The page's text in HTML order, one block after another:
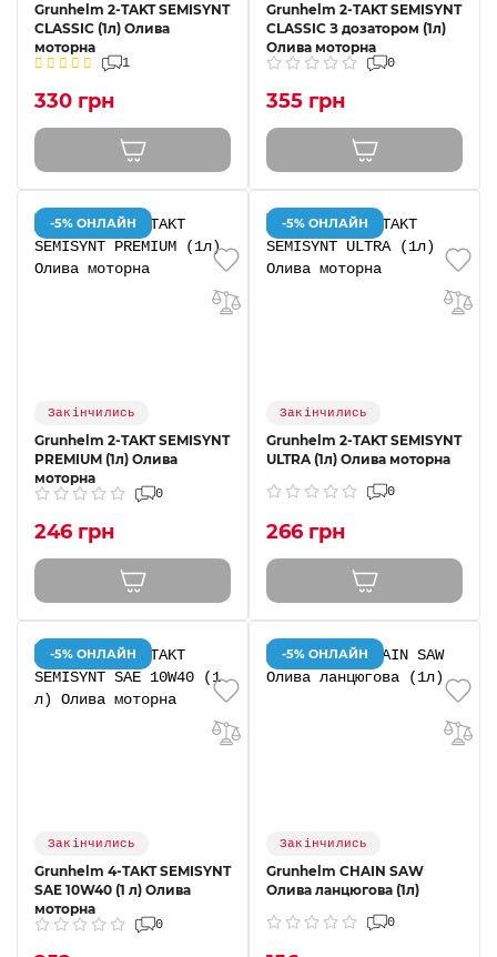
Grunhelm 2-TAKT SEMISYNT
CLASSIC (1л) Олива
моторна
1
330 грн
Grunhelm 2-TAKT SEMISYNT
CLASSIC З дозатором (1л)
Олива моторна
0
355 грн
-5% ОНЛАЙН
Закінчились
Grunhelm 2-TAKT SEMISYNT
PREMIUM (1л) Олива
моторна
0
246 грн
-5% ОНЛАЙН
Закінчились
Grunhelm 2-TAKT SEMISYNT
ULTRA (1л) Олива моторна
0
266 грн
-5% ОНЛАЙН
Закінчились
Grunhelm 4-TAKT SEMISYNT
SAE 10W40 (1 л) Олива
моторна
0
-5% ОНЛАЙН
Закінчились
Grunhelm CHAIN ​​SAW
Олива ланцюгова (1л)
0